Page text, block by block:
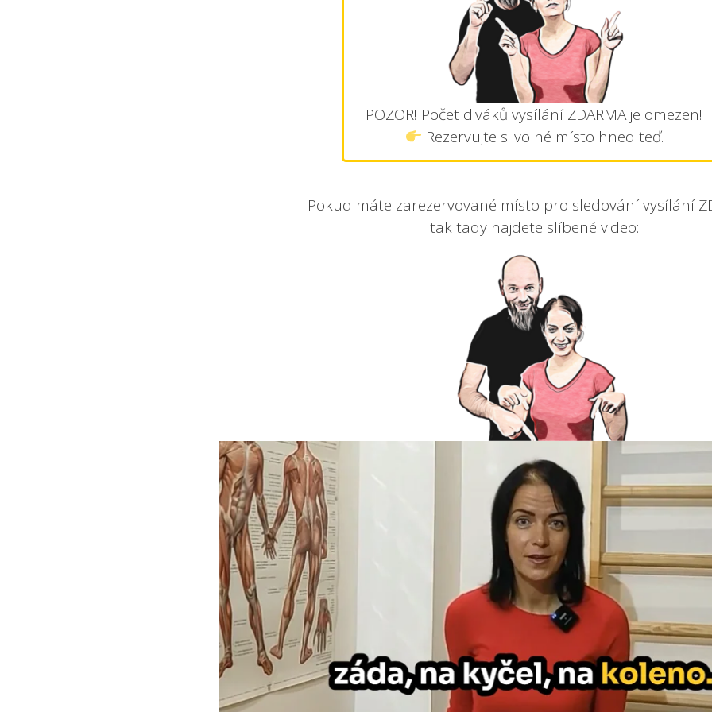
POZOR! Počet diváků vysílání ZDARMA je omezen!
Rezervujte si volné místo hned teď.
Pokud máte zarezervované místo pro sledování vysílání
tak tady najdete slíbené video: